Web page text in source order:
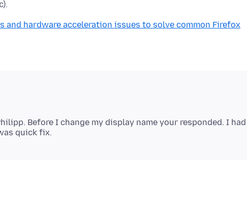
and hardware acceleration issues to solve common Firefox
Before I change my display name your responded. I had